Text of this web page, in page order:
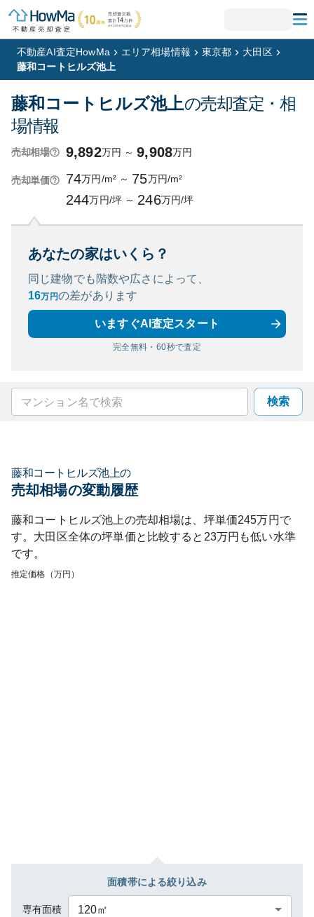
不動産AI査定HowMa エリア相場情報 東京都
大田区
藤和コートヒルズ池上
藤和コートヒルズ池上の売却査定・相
場情報
売却相場 9,892万円 ～ 9,908万円
売却単価 74万円/m² ～ 75万円/m²
244万円/坪 ～ 246万円/坪
あなたの家はいくら？
同じ建物でも階数や広さによって、
16万円の差があります
いますぐAI査定スタート
完全無料・60秒で査定
検索
藤和コートヒルズ池上の
売却相場の変動履歴
藤和コートヒルズ池上の売却相場は、坪単価245万円で
す。 大田区全体の坪単価と比較すると 23万円も低い水準
です。
推定価格（万円）
面積帯による絞り込み
専有面積 120㎡